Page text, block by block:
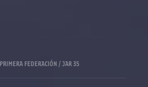
PRIMERA FEDERACIÓN / JAR 35